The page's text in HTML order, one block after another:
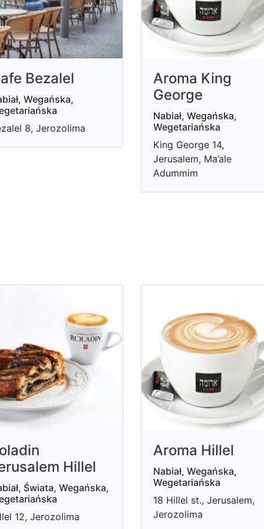
Bezalel
Wegańska,
8, Jerozolima
Aroma King
George
Nabiał, Wegańska,
Wegetariańska
King George 14,
Jerusalem, Ma’ale
Adummim
Hillel
Świata, Wegańska,
12, Jerozolima
Aroma Hillel
Nabiał, Wegańska,
Wegetariańska
18 Hillel st., Jerusalem,
Jerozolima